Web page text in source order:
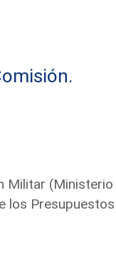
Militar (Ministerio
los Presupuestos